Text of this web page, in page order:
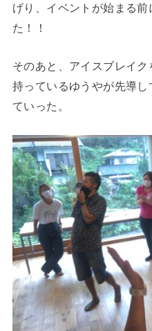
げり、イベントが始まる
た！！
そのあと、アイスブレイ
持っているゆうやが先導
ていった。